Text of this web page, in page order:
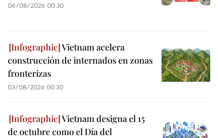
06/08/2026 00:30
Vietnam acelera
construcción de internados en zonas
fronterizas
03/08/2026 00:30
Vietnam designa el 15
de octubre como el Día del